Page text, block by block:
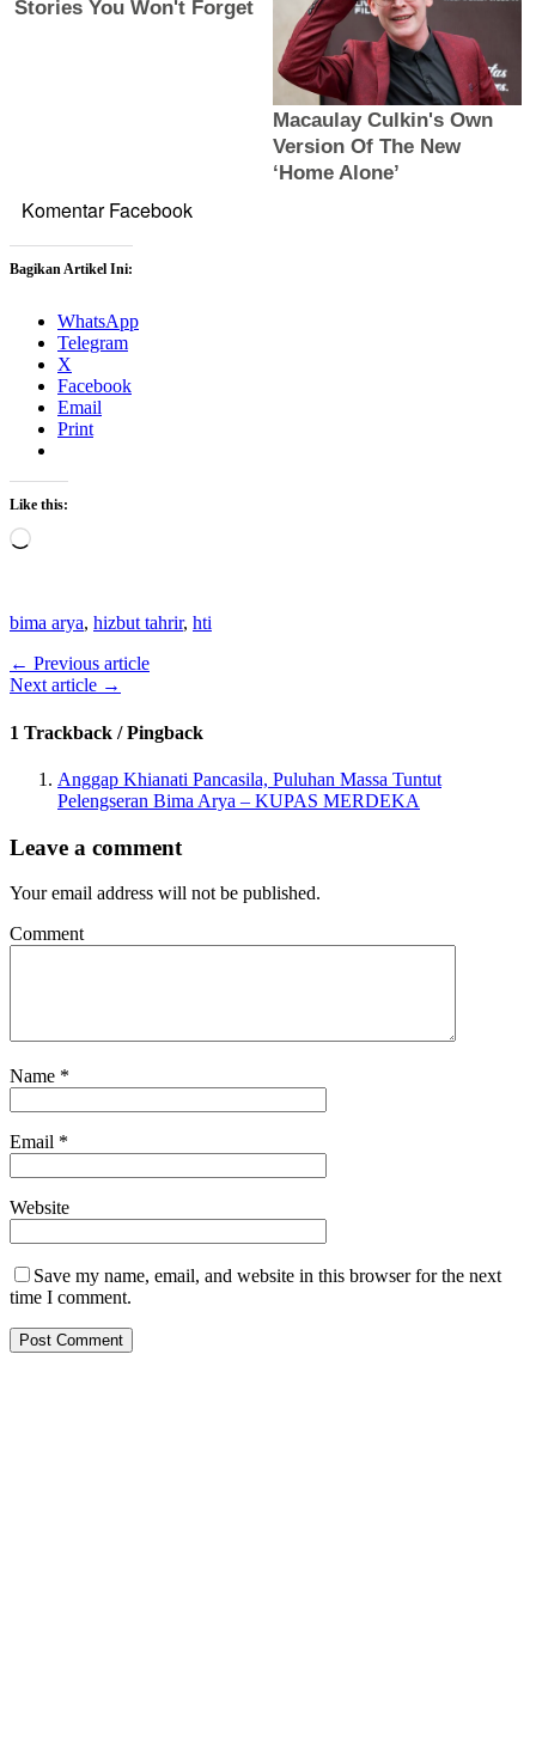
Komentar Facebook
Bagikan Artikel Ini:
WhatsApp
Telegram
X
Facebook
Email
Print
Like this:
Loading…
bima arya, hizbut tahrir, hti
← Previous article
Next article →
1 Trackback / Pingback
Anggap Khianati Pancasila, Puluhan Massa Tuntut
Pelengseran Bima Arya – KUPAS MERDEKA
Leave a comment
Your email address will not be published.
Comment
Name *
Email *
Website
Save my name, email, and website in this browser for the next
time I comment.